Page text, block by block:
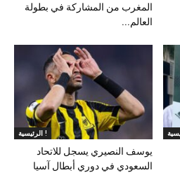
المغرب من المشاركة في بطولة
العالم...
الرئيسية !
يوسف النصيري يسجل للاتحاد
السعودي في دوري أبطال آسيا